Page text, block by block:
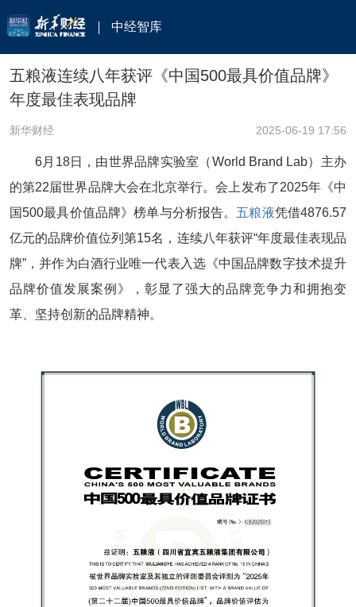
中经智库
五粮液连续八年获评《中国500最具价值品牌》
年度最佳表现品牌
新华财经 2025-06-19 17:56
6月18日，由世界品牌实验室（World Brand Lab）主办
的第22届世界品牌大会在北京举行。会上发布了2025年《中
国500最具价值品牌》榜单与分析报告。 五粮液凭借4876.57
亿元的品牌价值位列第15名，连续八年获评“年度最佳表现品
牌”，并作为白酒行业唯一代表入选《中国品牌数字技术提升
品牌价值发展案例》，彰显了强大的品牌竞争力和拥抱变
革、坚持创新的品牌精神。